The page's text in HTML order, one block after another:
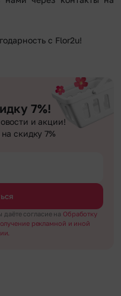
с Flor2u!
7%!
и акции!
скидку 7%
согласие на Обработку
рекламной и иной